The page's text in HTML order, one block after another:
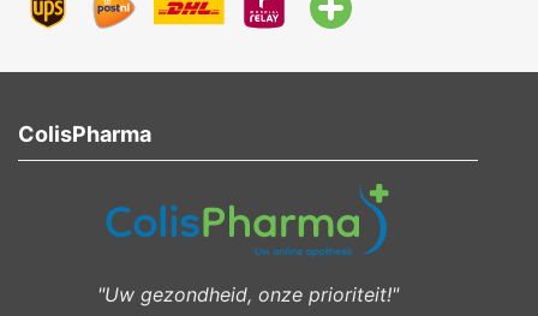
ColisPharma
"Uw gezondheid, onze prioriteit!"